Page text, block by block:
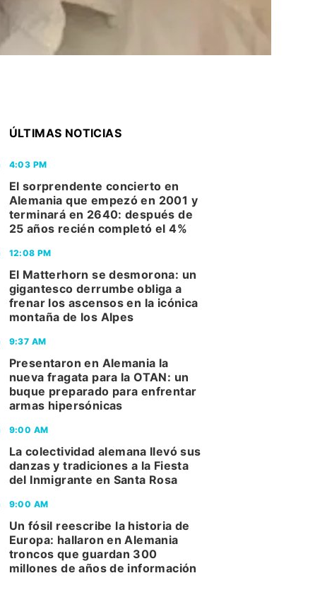
ÚLTIMAS NOTICIAS
4:03 PM
El sorprendente concierto en
Alemania que empezó en 2001 y
terminará en 2640: después de
25 años recién completó el 4%
12:08 PM
El Matterhorn se desmorona: un
gigantesco derrumbe obliga a
frenar los ascensos en la icónica
montaña de los Alpes
9:37 AM
Presentaron en Alemania la
nueva fragata para la OTAN: un
buque preparado para enfrentar
armas hipersónicas
9:00 AM
La colectividad alemana llevó sus
danzas y tradiciones a la Fiesta
del Inmigrante en Santa Rosa
9:00 AM
Un fósil reescribe la historia de
Europa: hallaron en Alemania
troncos que guardan 300
millones de años de información